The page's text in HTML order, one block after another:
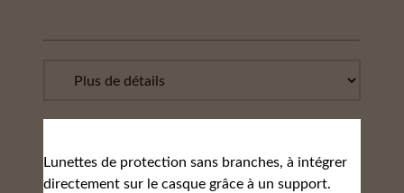
Lunettes de protection sans branches, à intégrer
directement sur le casque grâce à un support.